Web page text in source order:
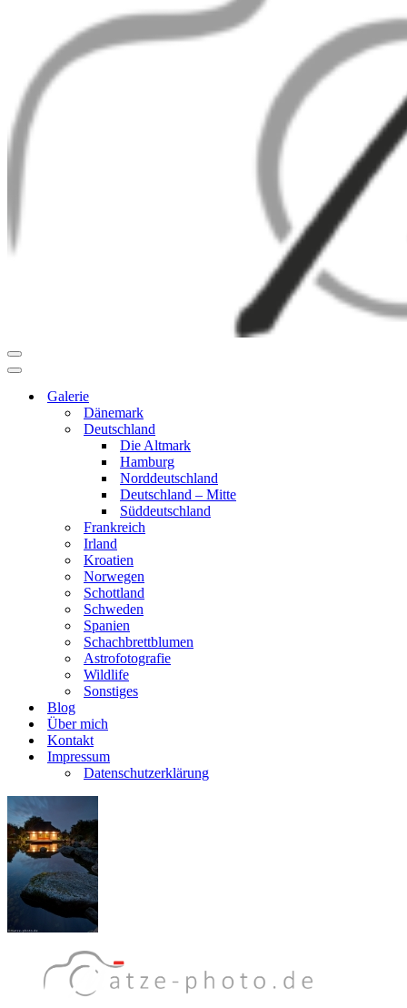
Navigationsmenü
Navigationsmenü
Galerie
Dänemark
Deutschland
Die Altmark
Hamburg
Norddeutschland
Deutschland – Mitte
Süddeutschland
Frankreich
Irland
Kroatien
Norwegen
Schottland
Schweden
Spanien
Schachbrettblumen
Astrofotografie
Wildlife
Sonstiges
Blog
Über mich
Kontakt
Impressum
Datenschutzerklärung